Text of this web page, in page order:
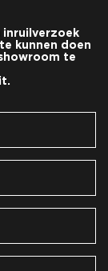
inruilverzoek
kunnen doen
te